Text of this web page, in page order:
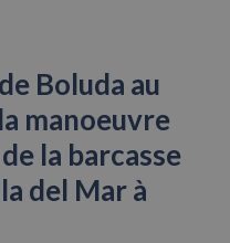
Boluda au
manoeuvre
la barcasse
del Mar à